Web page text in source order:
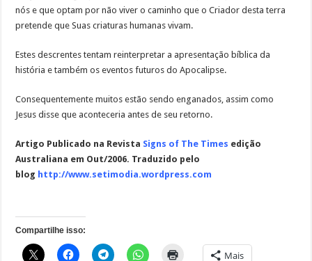
nós e que optam por não viver o caminho que o Criador desta terra
pretende que Suas criaturas humanas vivam.
Estes descrentes tentam reinterpretar a apresentação bíblica da
história e também os eventos futuros do Apocalipse.
Consequentemente muitos estão sendo enganados, assim como
Jesus disse que aconteceria antes de seu retorno.
Artigo Publicado na Revista Signs of The Times edição
Australiana em Out/2006. Traduzido pelo
blog http://www.setimodia.wordpress.com
Compartilhe isso:
Mais